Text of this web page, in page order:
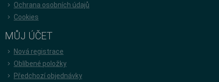
Ochrana osobních údajů
Cookies
MŮJ ÚČET
Nová registrace
Oblíbené položky
Předchozí objednávky